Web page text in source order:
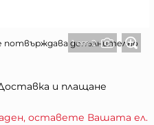
1 от 2
допълнително
и плащане
оставете Вашата ел.